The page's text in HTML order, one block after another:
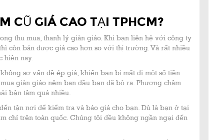
CŨ GIÁ CAO TẠI TPHCM?
thu mua, thanh lý giàn giáo. Khi bạn liên hệ với công ty
còn bán được giá cao hơn so với thị trường. Và rất nhiều
hiện nay.
sợ vấn đề ép giá, khiến bạn bị mất đi một số tiền
giàn giáo nêm ban đầu bạn đã bỏ ra. Phương châm
bận tâm quá nhiều.
tận nơi để kiểm tra và báo giá cho bạn. Dù là bạn ở tại
chí trên toàn quốc. Chúng tôi đều không ngần ngại đến